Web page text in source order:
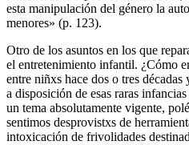
esta manipulación del género la
menores» (p. 123).
Otro de los asuntos en los que
el entretenimiento infantil. ¿Cómo
entre niñxs hace dos o tres
a disposición de esas raras
un tema absolutamente vigente,
sentimos desprovistxs de
intoxicación de frivolidades